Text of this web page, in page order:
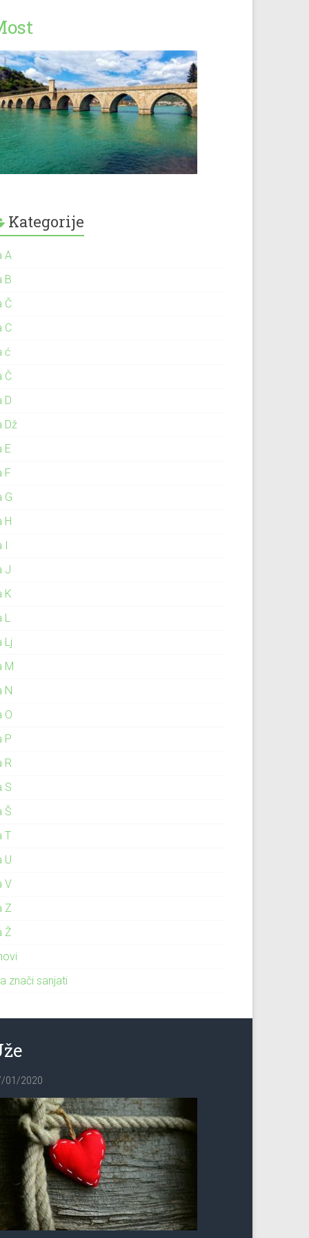
Kategorije
A
B
Č
C
ć
Č
D
Dž
E
F
G
H
I
J
K
L
Lj
M
N
O
P
R
S
Š
T
U
V
Z
Ž
znači sanjati
01/2020